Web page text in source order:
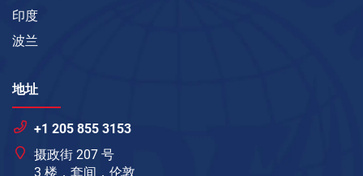
印度
波兰
地址
+1 205 855 3153
摄政街 207 号
3 楼，套间，伦敦